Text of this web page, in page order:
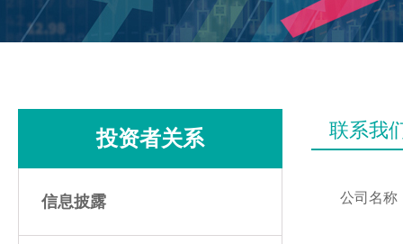
投资者关系
信息披露
联系我
公司名称